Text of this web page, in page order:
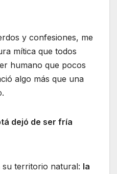
y confesiones, me
mítica que todos
humano que pocos
algo más que una
dejó de ser fría
su territorio natural: la